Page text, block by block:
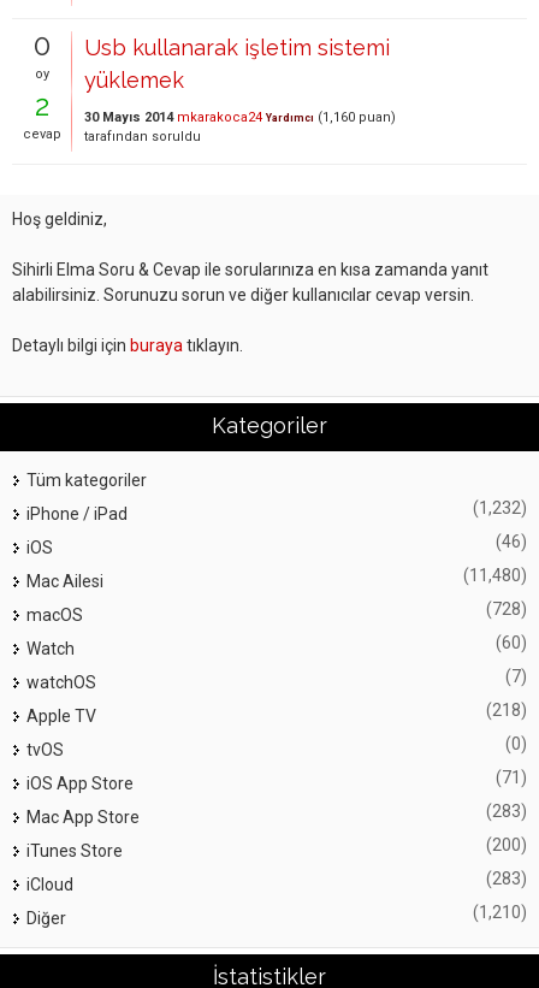
0
oy
2
cevap
Usb kullanarak işletim sistemi
yüklemek
30 Mayıs 2014 mkarakoca24 Yardımcı (1,160 puan)
tarafından soruldu
Hoş geldiniz,
Sihirli Elma Soru & Cevap ile sorularınıza en kısa zamanda yanıt
alabilirsiniz. Sorunuzu sorun ve diğer kullanıcılar cevap versin.
Detaylı bilgi için buraya tıklayın.
Kategoriler
Tüm kategoriler
iPhone / iPad
(1,232)
iOS (46)
Mac Ailesi (11,480)
macOS (728)
Watch (60)
watchOS (7)
Apple TV (218)
tvOS (0)
iOS App Store (71)
Mac App Store (283)
iTunes Store (200)
iCloud (283)
Diğer (1,210)
İstatistikler